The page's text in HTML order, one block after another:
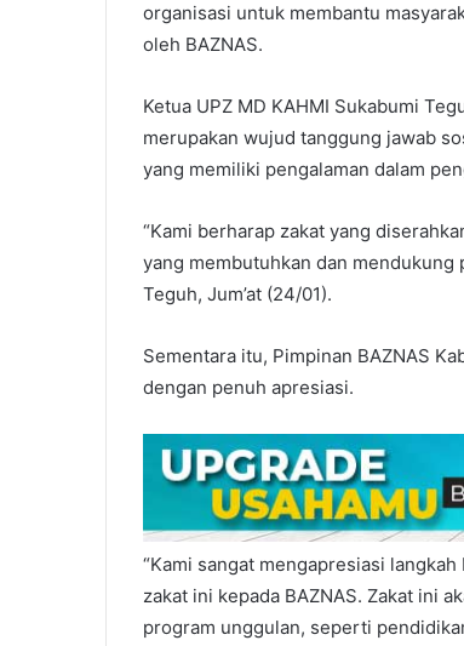
organisasi untuk membantu
oleh BAZNAS.
Ketua UPZ MD KAHMI Sukabumi
merupakan wujud tanggung jawab
yang memiliki pengalaman dalam
“Kami berharap zakat yang
yang membutuhkan dan mendukung
Teguh, Jum’at (24/01).
Sementara itu, Pimpinan BAZNAS
dengan penuh apresiasi.
“Kami sangat mengapresiasi
zakat ini kepada BAZNAS. Zakat ini
program unggulan, seperti